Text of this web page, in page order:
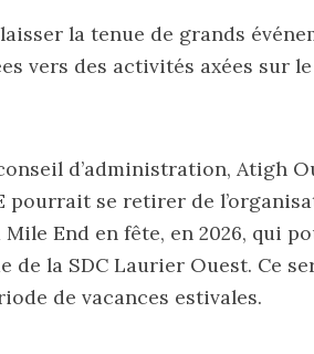
la tenue de grands
vers des activités axées sur
d’administration, Atigh
pourrait se retirer de
Mile End en fête, en 2026, qui
de la SDC Laurier Ouest. Ce
de vacances estivales.